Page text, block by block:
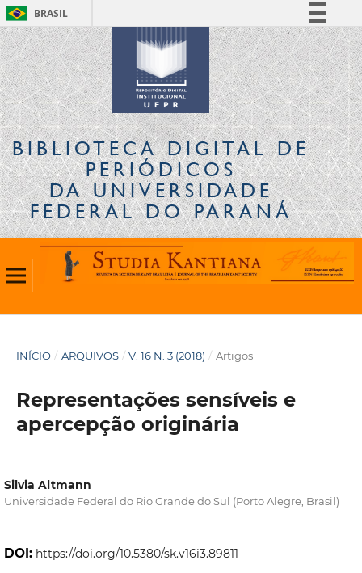
BRASIL
Simplifique!
Comunica BR
Participe
Acesso à informação
Legislação
Canais
BIBLIOTECA DIGITALDE
PERIÓDICOS
DA UNIVERSIDADE
FEDERAL DO PARANÁ
INÍCIO / ARQUIVOS / V. 16 N. 3 (2018) / Artigos
Representações sensíveis e
apercepção originária
Silvia Altmann
Universidade Federal do Rio Grande do Sul (Porto Alegre, Brasil)
DOI: https://doi.org/10.5380/sk.v16i3.89811